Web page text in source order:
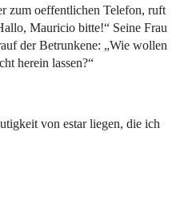
zum oeffentlichen Telefon, ruft
Mauricio bitte!“ Seine Frau
der Betrunkene: „Wie wollen
herein lassen?“
von estar liegen, die ich